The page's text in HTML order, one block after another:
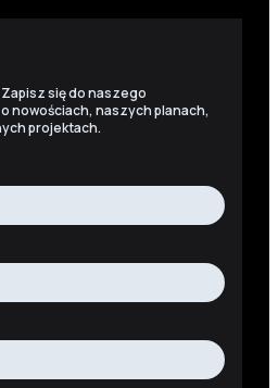
się do naszego
nowościach, naszych planach,
projektach.